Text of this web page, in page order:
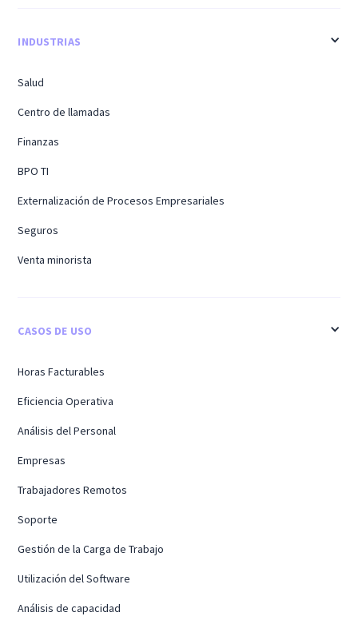
INDUSTRIAS
Salud
Centro de llamadas
Finanzas
BPO TI
Externalización de Procesos Empresariales
Seguros
Venta minorista
CASOS DE USO
Horas Facturables
Eficiencia Operativa
Análisis del Personal
Empresas
Trabajadores Remotos
Soporte
Gestión de la Carga de Trabajo
Utilización del Software
Análisis de capacidad